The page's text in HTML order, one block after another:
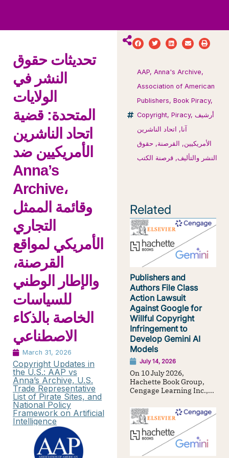
تحديثات حقوق
النشر في
الولايات
المتحدة: قضية
اتحاد الناشرين
الأمريكيين ضد
Anna’s
Archive،
وقائمة الممثل
التجاري
الأمريكي لمواقع
القرصنة،
والإطار الوطني
للسياسات
الخاصة بالذكاء
الاصطناعي
March 31, 2026
Copyright Updates in
the U.S.: AAP vs
Anna’s Archive, U.S.
Trade Representative
List of Pirate Sites, and
National Policy
Framework on Artificial
Intelligence
AAP,Anna's Archive,
Association of American
Publishers,Book Piracy,
Copyright,Piracy,أرشيف
آنا, اتحاد الناشرين
الأمريكيين, القرصنة, حقوق
النشر والتأليف, قرصنة الكتب
Related
Publishers and
Authors File Class
Action Lawsuit
Against Google for
Willful Copyright
Infringement to
Develop Gemini AI
Models
July 14, 2026
On 10 July 2026,
Hachette Book Group,
Cengage Learning Inc.,...